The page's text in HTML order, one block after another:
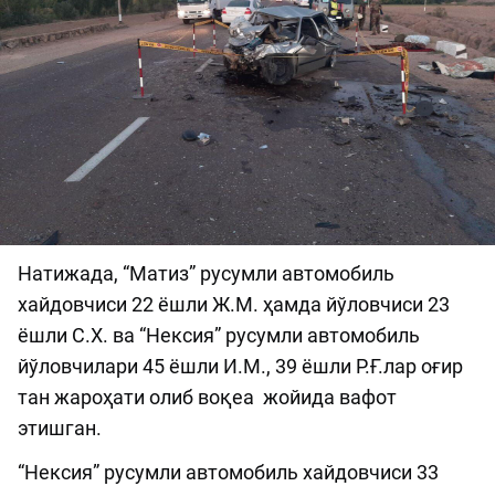
Натижада, “Матиз” русумли автомобиль
хайдовчиси 22 ёшли Ж.М. ҳамда йўловчиси 23
ёшли С.Х. ва “Нексия” русумли автомобиль
йўловчилари 45 ёшли И.М., 39 ёшли Р.Ғ.лар оғир
тан жароҳати олиб воқеа жойида вафот
этишган.
“Нексия” русумли автомобиль хайдовчиси 33